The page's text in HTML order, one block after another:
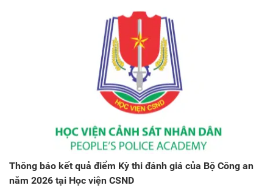
Thông báo kết quả điểm Kỳ thi đánh giá của Bộ Công an
năm 2026 tại Học viện CSND